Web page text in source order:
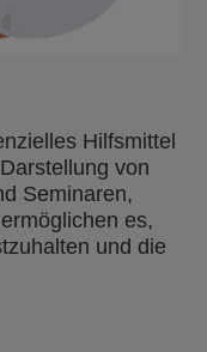
Hilfsmittel
von
Seminaren,
es,
und die
Mit
unterstützt